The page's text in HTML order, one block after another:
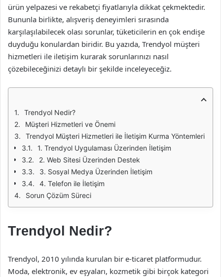
ürün yelpazesi ve rekabetçi fiyatlarıyla dikkat çekmektedir.
Bununla birlikte, alışveriş deneyimleri sırasında
karşılaşılabilecek olası sorunlar, tüketicilerin en çok endişe
duyduğu konulardan biridir. Bu yazıda, Trendyol müşteri
hizmetleri ile iletişim kurarak sorunlarınızı nasıl
çözebileceğinizi detaylı bir şekilde inceleyeceğiz.
Trendyol Nedir?
Müşteri Hizmetleri ve Önemi
Trendyol Müşteri Hizmetleri ile İletişim Kurma Yöntemleri
1. Trendyol Uygulaması Üzerinden İletişim
2. Web Sitesi Üzerinden Destek
3. Sosyal Medya Üzerinden İletişim
4. Telefon ile İletişim
Sorun Çözüm Süreci
Trendyol Nedir?
Trendyol, 2010 yılında kurulan bir e-ticaret platformudur.
Moda, elektronik, ev eşyaları, kozmetik gibi birçok kategori